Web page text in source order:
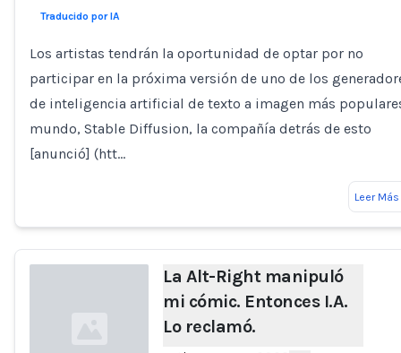
Loading...
Traducido por IA
Los artistas tendrán la oportunidad de optar por no
participar en la próxima versión de uno de los
de inteligencia artificial de texto a imagen más
mundo, Stable Diffusion, la compañía detrás de esto
[anunció] (htt…
Leer Más
La Alt-Right manipuló
mi cómic. Entonces I.A.
Lo reclamó.